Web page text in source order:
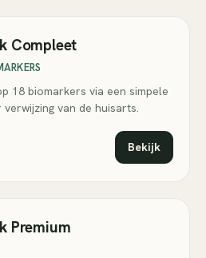
Compleet
18 biomarkers via een simpele
van de huisarts.
Bekijk
Premium